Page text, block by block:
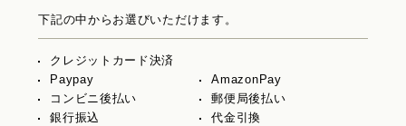
下記の中からお選びいただけます。
クレジットカード決済
Paypay
AmazonPay
コンビニ後払い
郵便局後払い
銀行振込
代金引換